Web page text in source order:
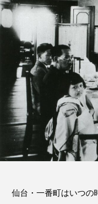
カフェ文化はここから
一番町のカフェ発祥物
2025.03.01
仙台・一番町はいつの